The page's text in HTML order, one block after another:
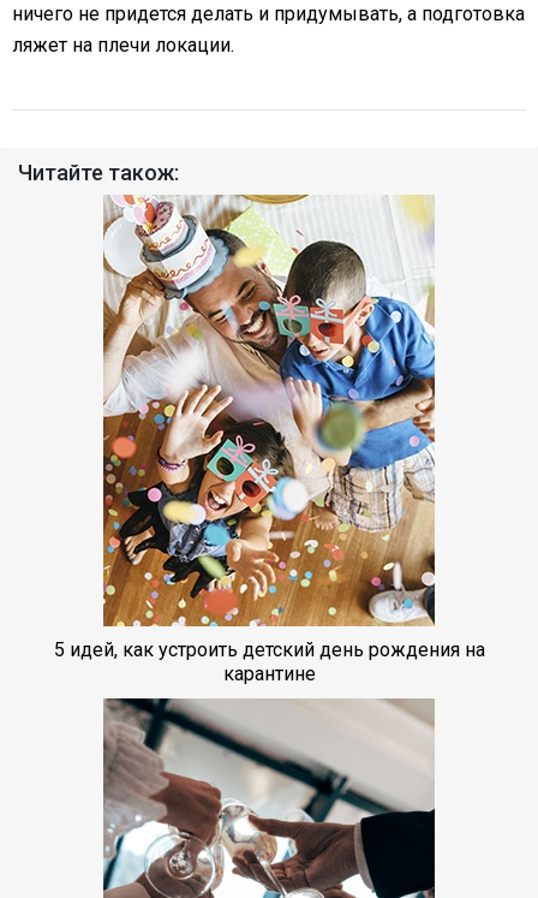
ничего не придется делать и придумывать, а подготовка
ляжет на плечи локации.
Читайте також:
5 идей, как устроить детский день рождения на
карантине